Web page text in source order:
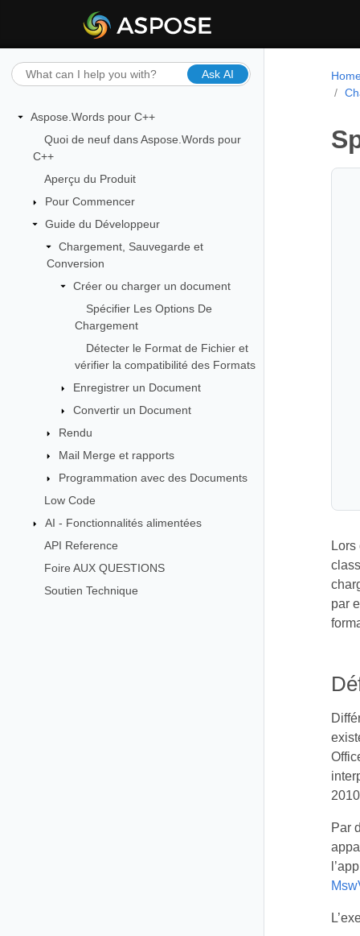
Ask AI
Aspose.Words pour C++
Quoi de neuf dans Aspose.Words pour
C++
Aperçu du Produit
Pour Commencer
Guide du Développeur
Chargement, Sauvegarde et
Conversion
Créer ou charger un document
Spécifier Les Options De
Chargement
Détecter le Format de Fichier et
vérifier la compatibilité des Formats
Enregistrer un Document
Convertir un Document
Rendu
Mail Merge et rapports
Programmation avec des Documents
Low Code
AI - Fonctionnalités alimentées
API Reference
Foire AUX QUESTIONS
Soutien Technique
par
Par